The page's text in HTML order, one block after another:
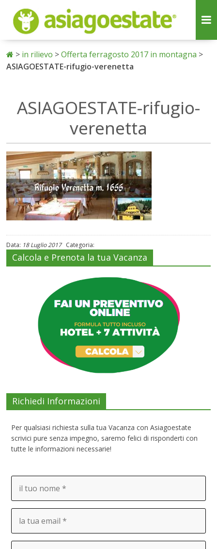
> in rilievo >Offerta ferragosto 2017 in montagna >
ASIAGOESTATE-rifugio-verenetta
ASIAGOESTATE-rifugio-
verenetta
Data: 18 Luglio 2017Categoria:
Calcola e Prenota la tua Vacanza
Richiedi Informazioni
Per qualsiasi richiesta sulla tua Vacanza con Asiagoestate
scrivici pure senza impegno, saremo felici di risponderti con
tutte le informazioni necessarie!